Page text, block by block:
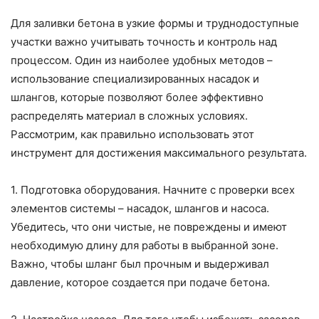
Для заливки бетона в узкие формы и труднодоступные
участки важно учитывать точность и контроль над
процессом. Один из наиболее удобных методов –
использование специализированных насадок и
шлангов, которые позволяют более эффективно
распределять материал в сложных условиях.
Рассмотрим, как правильно использовать этот
инструмент для достижения максимального результата.
1. Подготовка оборудования. Начните с проверки всех
элементов системы – насадок, шлангов и насоса.
Убедитесь, что они чистые, не повреждены и имеют
необходимую длину для работы в выбранной зоне.
Важно, чтобы шланг был прочным и выдерживал
давление, которое создается при подаче бетона.